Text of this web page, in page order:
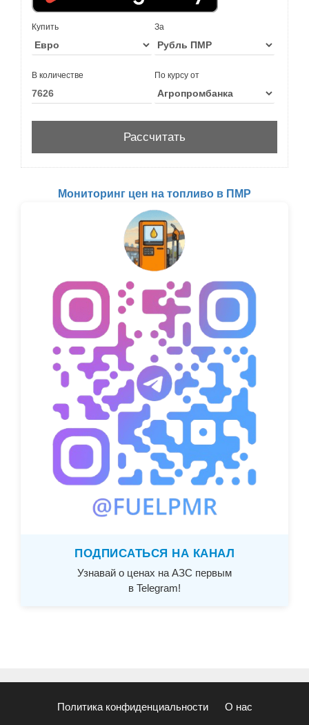
Купить За
В количестве По курсу от
Мониторинг цен на топливо в ПМР
ПОДПИСАТЬСЯ НА КАНАЛ
Узнавай о ценах на АЗС первым
в Telegram!
Политика конфиденциальности О нас